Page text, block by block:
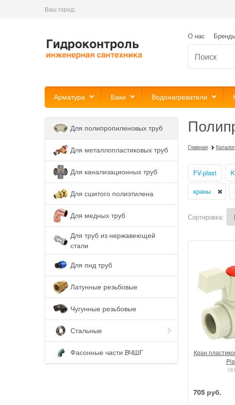
Ваш город:
О нас
Арматура Баки Водонагреватели
Для полипропиленовых труб
Для металлопластиковых труб
Для канализационных труб
Для сшитого полиэтилена
Для медных труб
Для труб из нержавеющей
стали
Для пнд труб
Латунные резьбовые
Чугунные резьбовые
Стальные
Фасонные части ВЧШГ
Главная Каталог
FV-plast
краны
Сортировка:
Кран
705 руб.